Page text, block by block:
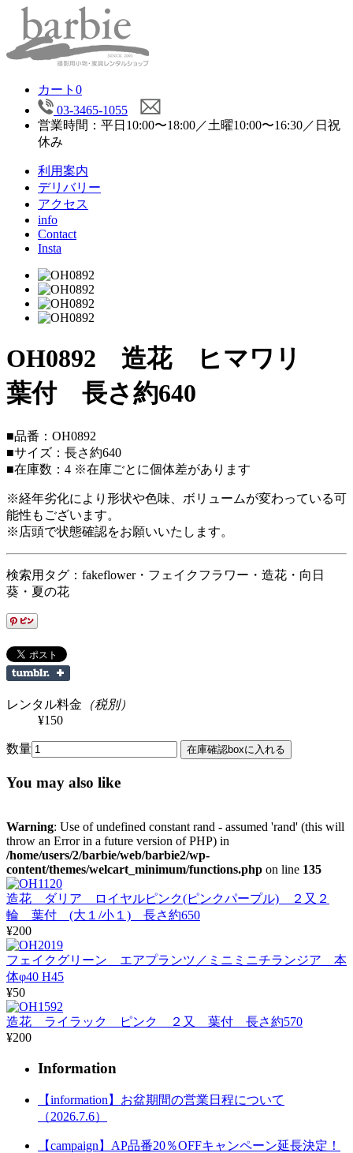
カート 0
03-3465-1055
営業時間：平日10:00〜18:00／土曜10:00〜16:30／日祝
休み
利用案内
デリバリー
アクセス
info
Contact
Insta
OH0892 造花 ヒマワリ
葉付 長さ約640
■品番：OH0892
■サイズ：長さ約640
■在庫数：4 ※在庫ごとに個体差があります
※経年劣化により形状や色味、ボリュームが変わっている可
能性もございます。
※店頭で状態確認をお願いいたします。
検索用タグ：fakeflower・フェイクフラワー・造花・向日
葵・夏の花
レンタル料金 （税別）
¥150
数量
You may also like
Warning: Use of undefined constant rand - assumed 'rand' (this will
throw an Error in a future version of PHP) in
/home/users/2/barbie/web/barbie2/wp-
content/themes/welcart_minimum/functions.php on line 135
造花 ダリア ロイヤルピンク(ピンクパープル) ２又２
輪 葉付 (大１/小１) 長さ約650
¥200
フェイクグリーン エアプランツ／ミニミニチランジア 本
体φ40 H45
¥50
造花 ライラック ピンク ２又 葉付 長さ約570
¥200
Information
【information】お盆期間の営業日程について
（2026.7.6）
【campaign】AP品番20％OFFキャンペーン延長決定！